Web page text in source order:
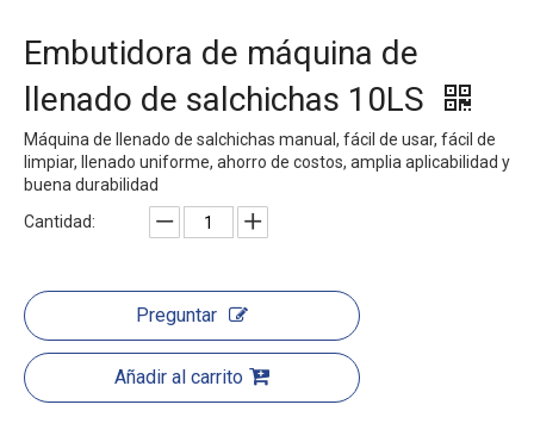
Embutidora de máquina de
llenado de salchichas 10LS
Máquina de llenado de salchichas manual, fácil de usar, fácil de
limpiar, llenado uniforme, ahorro de costos, amplia aplicabilidad y
buena durabilidad
Cantidad:
Preguntar
Añadir al carrito